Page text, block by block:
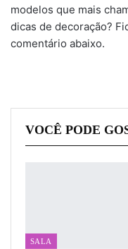
modelos que mais
dicas de decoração?
comentário abaixo.
VOCÊ PODE
SALA